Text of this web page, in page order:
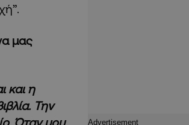
μας
και η
Την